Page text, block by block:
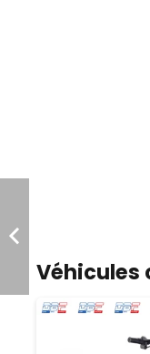
Véhicules